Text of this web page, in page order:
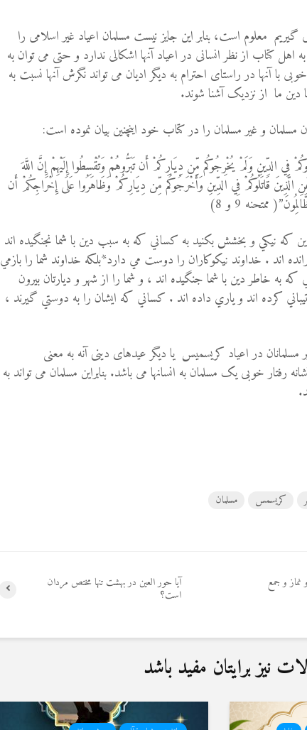
معلوم است، بنابر این جایز نیست مسلمان اعیاد غیر اسلامی را
کتاب از نظر انسانی در اعیاد آنها اشکالی ندارد و حتی می توان به
با آنها در راستای احترام به دیگر ادیان می تواند نگرش آنها نسبت به
دین ما از نزدیک آشنا شوند.
مسلمان و غیر مسلمان را در کتاب خود اینچنین بیان نموده است:
فِي الدِّينِ وَلَمْ يُخْرِجُوكُم مِّن دِيَارِكُمْ أَن تَبَرُّوهُمْ وَتُقْسِطُوا إِلَيْهِمْ إِنَّ اللَّهَ
الَّذِينَ قَاتَلُوكُمْ فِي الدِّينِ وَأَخْرَجُوكُم مِّن دِيَارِكُمْ وَظَاهَرُوا عَلَى إِخْرَاجِكُمْ أَن
ممتحنه 9 و 8)
كه نيكي و بخشش بكنيد به كساني كه به سبب دين با شما نجنگيده اند
اند . خداوند نيكوكاران را دوست مي دارد*بلكه خداوند شما را بازمي
به خاطر دين با شما جنگيده اند ، و شما را از شهر و ديارتان بيرون
كرده اند و ياري داده اند . كساني كه ايشان را به دوستي گيرند ،
در اعیاد کریسمیس یا دیگر عیدهای دینی آنه به معنی
رفتار خوبی یک مسلمان به انسانها می باشد. بنابراین مسلمان می تواند به
کریسمس مسلمان
آیا حور العین در بهشت تنها مختص مردان
است؟
نماز و جمع
نیز برایتان مفید باشد